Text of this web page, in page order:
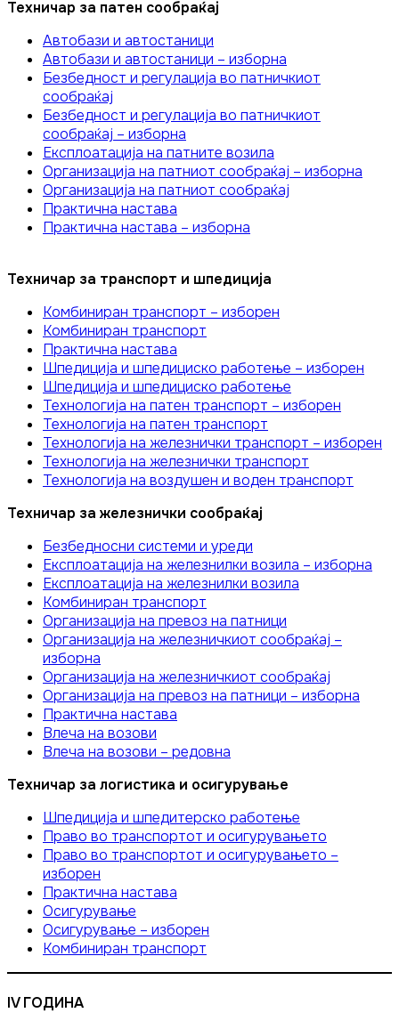
Техничар за патен сообраќај
Автобази и автостаници
Автобази и автостаници – изборна
Безбедност и регулација во патничкиот
сообраќај
Безбедност и регулација во патничкиот
сообраќај – изборна
Експлоатација на патните возила
Организација на патниот сообраќај – изборна
Организација на патниот сообраќај
Практична настава
Практична настава – изборна
Техничар за транспорт и шпедиција
Комбиниран транспорт – изборен
Комбиниран транспорт
Практична настава
Шпедиција и шпедициско работење – изборен
Шпедиција и шпедициско работење
Технологија на патен транспорт – изборен
Технологија на патен транспорт
Технологија на железнички транспорт – изборен
Технологија на железнички транспорт
Технологија на воздушен и воден транспорт
Техничар за железнички сообраќај
Безбедносни системи и уреди
Експлоатација на железнилки возила – изборна
Експлоатација на железнилки возила
Комбиниран транспорт
Организација на превоз на патници
Организација на железничкиот сообраќај –
изборна
Организација на железничкиот сообраќај
Организација на превоз на патници – изборна
Практична настава
Влеча на возови
Влеча на возови – редовна
Техничар за логистика и осигурување
Шпедиција и шпедитерско работење
Право во транспортот и осигурувањето
Право во транспортот и осигурувањето –
изборен
Практична настава
Осигурување
Осигурување – изборен
Комбиниран транспорт
IV ГОДИНА